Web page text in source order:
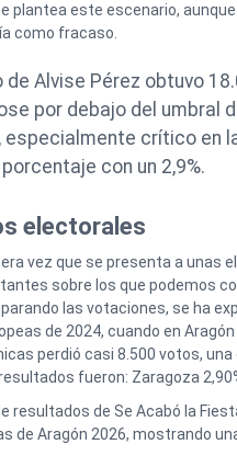
plantea este escenario,
como fracaso.
de Alvise Pérez obtuvo
por debajo del umbral
especialmente crítico en
con un 2,9%.
electorales
vez que se presenta a
sobre los que podemos
las votaciones, se ha
de 2024, cuando en
perdió casi 8.500 votos, una
fueron: Zaragoza
resultados de Se Acabó la
de Aragón 2026, mostrando